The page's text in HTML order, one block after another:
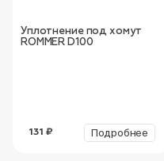
Уплотнение под хомут
ROMMER D100
131 ₽ Подробнее